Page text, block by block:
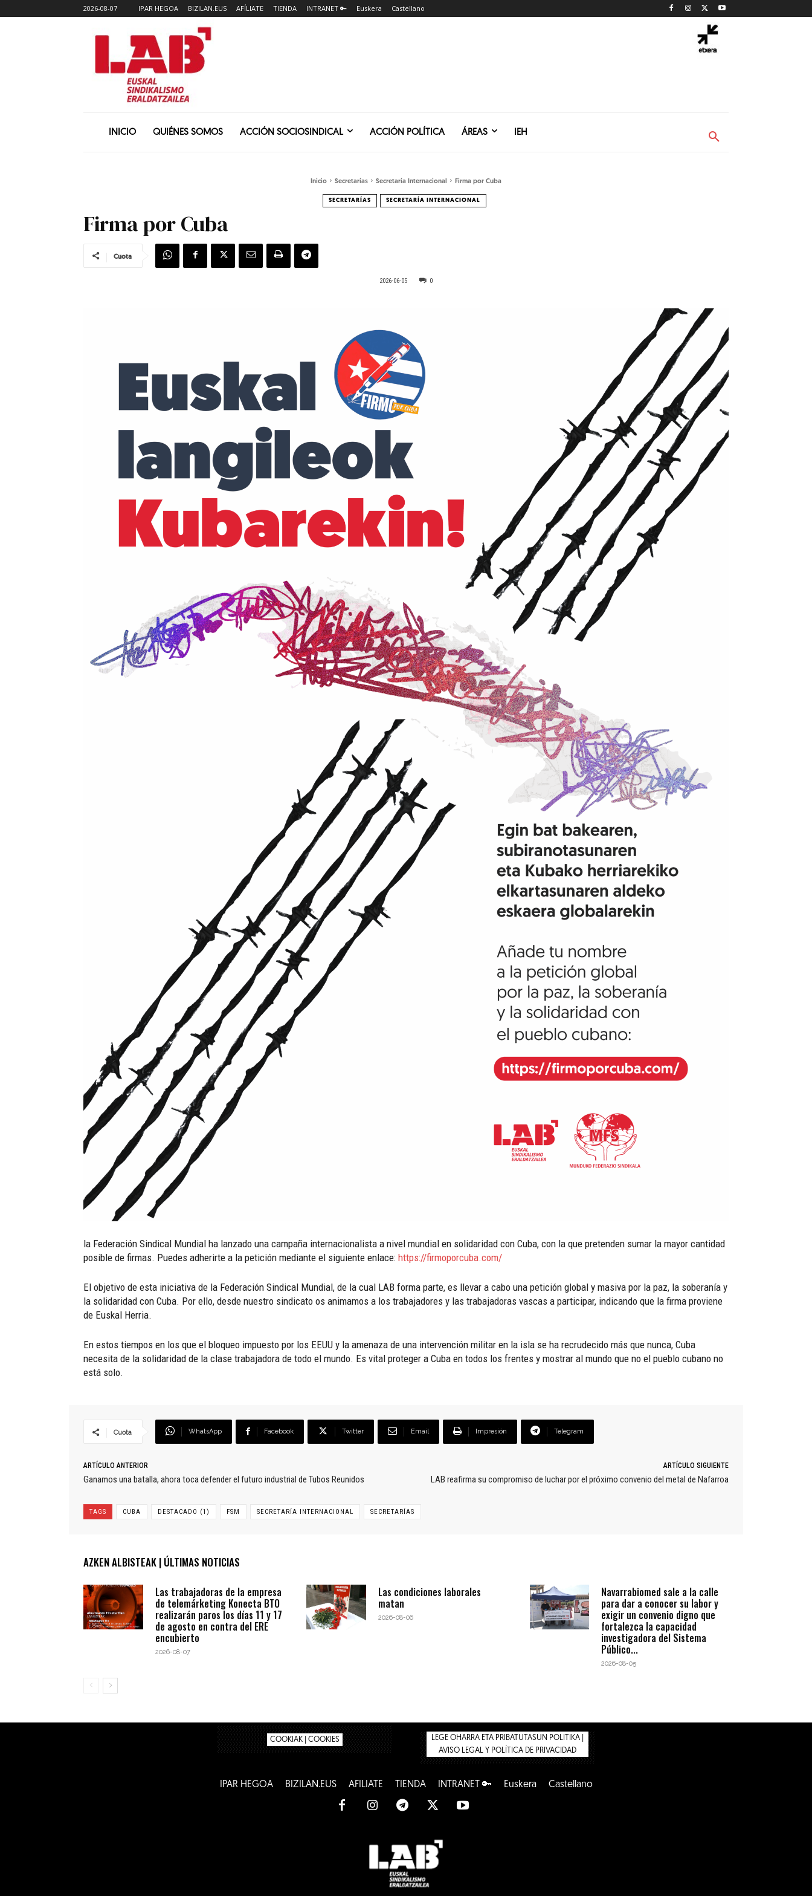
2026-08-07 IPAR HEGOA BIZILAN.EUS AFÍLIATE TIENDA INTRANET 🔑 Euskera Castellano
INICIO QUIÉNES SOMOS ACCIÓN SOCIOSINDICAL ACCIÓN POLÍTICA ÁREAS IEH
Inicio Secretarías Secretaría Internacional Firma por Cuba
SECRETARÍAS SECRETARÍA INTERNACIONAL
Firma por Cuba
Cuota
2026-06-05 0
la Federación Sindical Mundial ha lanzado una campaña internacionalista a nivel mundial en solidaridad con Cuba, con la que pretenden sumar la mayor cantidad
posible de firmas. Puedes adherirte a la petición mediante el siguiente enlace: https://firmoporcuba.com/
El objetivo de esta iniciativa de la Federación Sindical Mundial, de la cual LAB forma parte, es llevar a cabo una petición global y masiva por la paz, la soberanía y
la solidaridad con Cuba. Por ello, desde nuestro sindicato os animamos a los trabajadores y las trabajadoras vascas a participar, indicando que la firma proviene
de Euskal Herria.
En estos tiempos en los que el bloqueo impuesto por los EEUU y la amenaza de una intervención militar en la isla se ha recrudecido más que nunca, Cuba
necesita de la solidaridad de la clase trabajadora de todo el mundo. Es vital proteger a Cuba en todos los frentes y mostrar al mundo que no el pueblo cubano no
está solo.
Cuota WhatsApp Facebook Twitter Email Impresión Telegram
ARTÍCULO ANTERIOR
Ganamos una batalla, ahora toca defender el futuro industrial de Tubos Reunidos
ARTÍCULO SIGUIENTE
LAB reafirma su compromiso de luchar por el próximo convenio del metal de Nafarroa
TAGS CUBA DESTACADO (1) FSM SECRETARÍA INTERNACIONAL SECRETARÍAS
AZKEN ALBISTEAK | ÚLTIMAS NOTICIAS
Las trabajadoras de la empresa
de telemárketing Konecta BTO
realizarán paros los días 11 y 17
de agosto en contra del ERE
encubierto
2026-08-07
Las condiciones laborales
matan
2026-08-06
Navarrabiomed sale a la calle
para dar a conocer su labor y
exigir un convenio digno que
fortalezca la capacidad
investigadora del Sistema
Público...
2026-08-05
COOKIAK | COOKIES
LEGE OHARRA ETA PRIBATUTASUN POLITIKA |
AVISO LEGAL Y POLÍTICA DE PRIVACIDAD
IPAR HEGOA BIZILAN.EUS AFÍLIATE TIENDA INTRANET 🔑 Euskera Castellano